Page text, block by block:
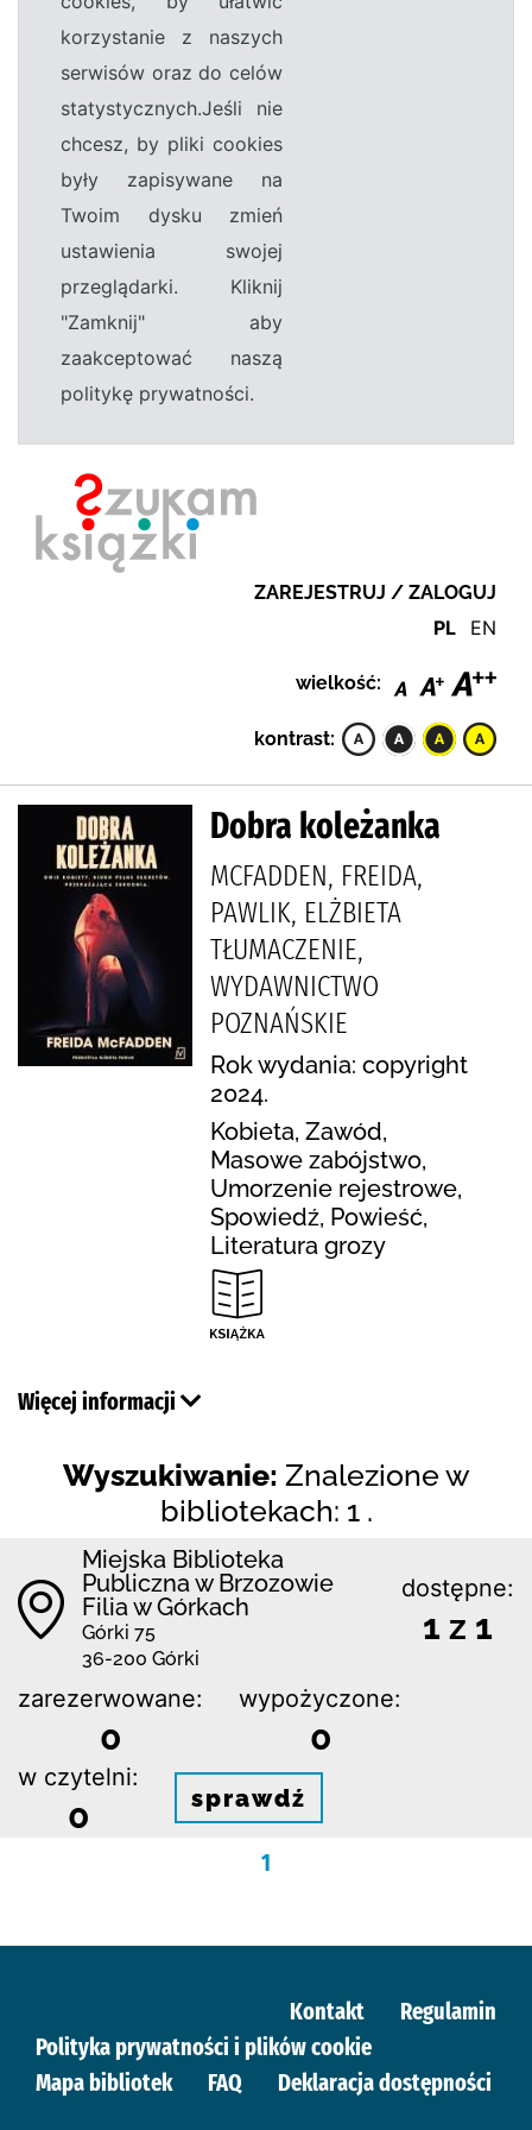
korzystanie z naszych
serwisów oraz do celów
statystycznych.Jeśli nie
chcesz, by pliki cookies
były zapisywane na
Twoim dysku zmień
ustawienia swojej
przeglądarki. Kliknij
"Zamknij" aby
zaakceptować naszą
politykę prywatności.
ZAREJESTRUJ / ZALOGUJ
PL EN
wielkość:
kontrast:
Dobra koleżanka
MCFADDEN, FREIDA,
PAWLIK, ELŻBIETA
TŁUMACZENIE,
WYDAWNICTWO
POZNAŃSKIE
Rok wydania: copyright
2024.
Kobieta, Zawód,
Masowe zabójstwo,
Umorzenie rejestrowe,
Spowiedź, Powieść,
Literatura grozy
Więcej informacji
Wyszukiwanie: Znalezione w
bibliotekach: 1 .
Miejska Biblioteka
Publiczna w Brzozowie
Filia w Górkach
Górki 75
36-200 Górki
dostępne:
1 z 1
zarezerwowane:
0
wypożyczone:
0
w czytelni:
0 sprawdź
1
Kontakt
Regulamin
Polityka prywatności i plików cookie
Mapa bibliotek
FAQ Deklaracja dostępności